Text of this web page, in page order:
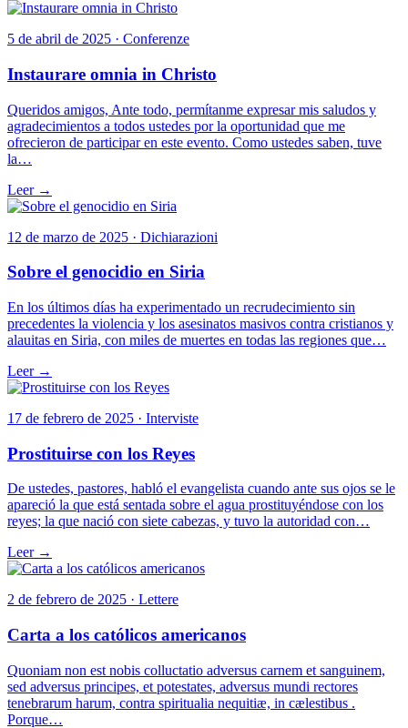
5 de abril de 2025 · Conferenze
Instaurare omnia in Christo
Queridos amigos, Ante todo, permítanme expresar mis saludos y
agradecimientos a todos ustedes por la oportunidad que me
ofrecieron de participar en este evento. Como ustedes saben, tuve
la…
Leer →
12 de marzo de 2025 · Dichiarazioni
Sobre el genocidio en Siria
En los últimos días ha experimentado un recrudecimiento sin
precedentes la violencia y los asesinatos masivos contra cristianos y
alauitas en Siria, con miles de muertes en todas las regiones que…
Leer →
17 de febrero de 2025 · Interviste
Prostituirse con los Reyes
De ustedes, pastores, habló el evangelista cuando ante sus ojos se le
apareció la que está sentada sobre el agua prostituyéndose con los
reyes; la que nació con siete cabezas, y tuvo la autoridad con…
Leer →
2 de febrero de 2025 · Lettere
Carta a los católicos americanos
Quoniam non est nobis colluctatio adversus carnem et sanguinem,
sed adversus principes, et potestates, adversus mundi rectores
tenebrarum harum, contra spiritualia nequitiæ, in cælestibus .
Porque…